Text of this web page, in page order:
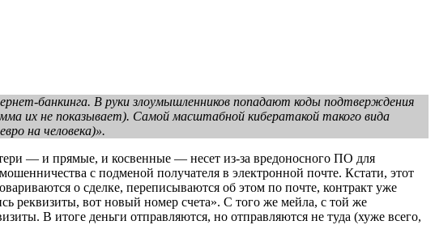
банкинга. В руки злоумышленников попадают коды подтверждения
их не показывает). Самой масштабной кибератакой такого вида
на человека)».
— и прямые, и косвенные — несет из-за вредоносного ПО для
с подменой получателя в электронной почте. Кстати, этот
о сделке, переписываются об этом по почте, контракт уже
реквизиты, вот новый номер счета». С того же мейла, с той же
В итоге деньги отправляются, но отправляются не туда (хуже всего,